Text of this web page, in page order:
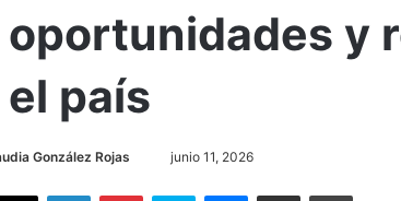
oportunidades y
país
González Rojas
Sendjunio 11, 2026
X LinkedInPinterestSkype MessengerCompartir por correo electrónicoImprimir